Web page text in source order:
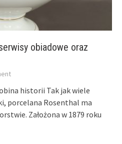
obiadowe oraz
historii Tak jak wiele
porcelana Rosenthal ma
Założona w 1879 roku